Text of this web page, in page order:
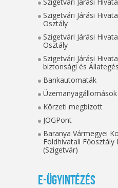
Szigetvári Járási
Osztály
Szigetvári Járási
Osztály
Szigetvári Járási
biztonsági és
Bankautomaták
Üzemanyagállomások
Körzeti megbízott
JOGPont
Baranya Vármegyei
Földhivatali Főosztály
(Szigetvár)
E-ügyintézés